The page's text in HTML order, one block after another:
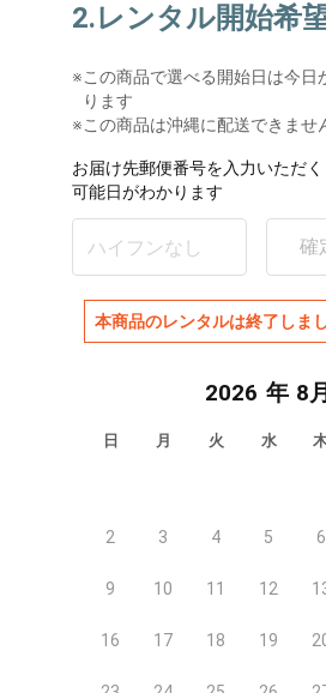
2.レンタル開始希
※この商品で選べる開始日は今日
ります
※この商品は沖縄に配送できませ
お届け先郵便番号を入力いただ
可能日がわかります
確
本商品のレンタルは終了しま
8月
日 月 火 水
2 3 4 5 6
9 10 11 12
16 17 18 19